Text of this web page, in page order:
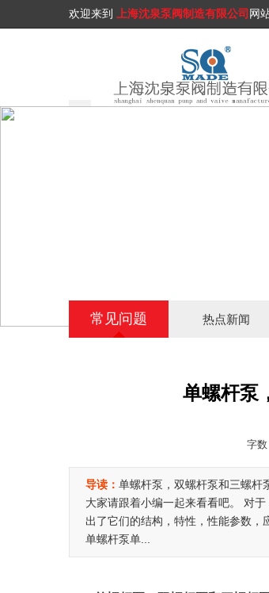
欢迎来到 上海沈泉泵阀制造有限公司 网
常见问题 热点新闻
单螺杆泵
字
导读： 单螺杆泵，双螺杆泵和三螺杆
大家请跟着小编一起来看看吧。 对
出了它们的结构，特性，性能参数，
单螺杆泵单...